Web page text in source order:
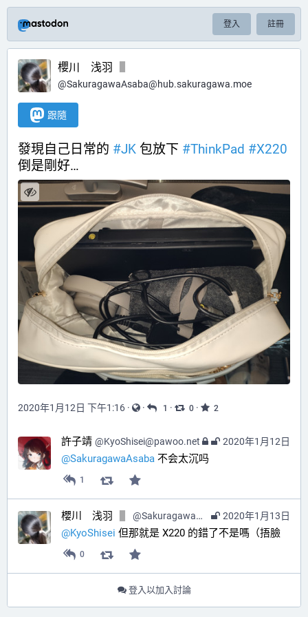
登入 註冊
櫻川 浅羽
@SakuragawaAsaba@hub.sakuragawa.moe
跟隨
發現自己日常的 #JK 包放下 #ThinkPad #X220
倒是剛好…
2020年1月12日 下午1:16 · · 1 · 0 · 2
2020年1月12日
許子靖 @KyoShisei@pawoo.net
@SakuragawaAsaba 不会太沉吗
1
2020年1月13日
櫻川 浅羽 @SakuragawaAsaba@hub.sakuragawa.moe
@KyoShisei 但那就是 X220 的錯了不是嗎（捂臉
0
登入以加入討論